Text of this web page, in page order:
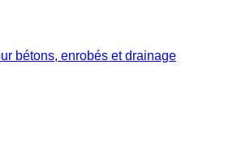
bétons, enrobés et drainage